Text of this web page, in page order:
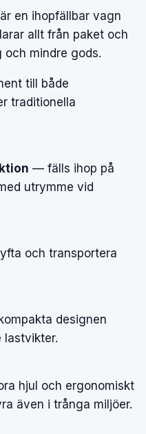
en ihopfällbar vagn
allt från paket och
mindre gods.
till både
traditionella
— fälls ihop på
utrymme vid
och transportera
designen
lastvikter.
hjul och ergonomiskt
även i trånga miljöer.